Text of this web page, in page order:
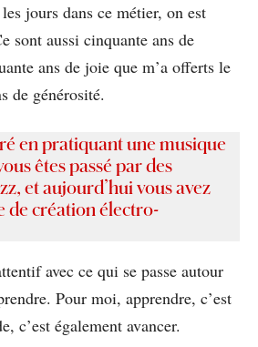
jours dans ce métier, on est
sont aussi cinquante ans de
ans de joie que m’a offerts le
de générosité.
en pratiquant une musique
êtes passé par des
et aujourd’hui vous avez
de création électro-
avec ce qui se passe autour
Pour moi, apprendre, c’est
c’est également avancer.